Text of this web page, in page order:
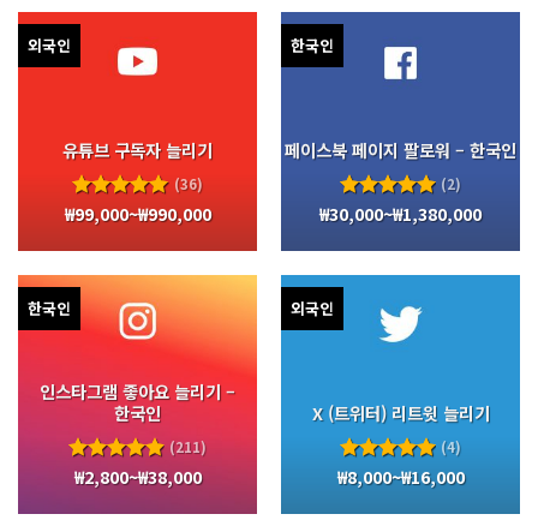
외국인
유튜브 구독자 늘리기
5 중에서
5.00
평가됨
(36)
₩99,000~₩990,000
한국인
페이스북 페이지 팔로워 – 한국인
5 중에서
5.00
평가됨
(2)
₩30,000~₩1,380,000
한국인
인스타그램 좋아요 늘리기 –
한국인
5 중에서
4.94
평가됨
(211)
₩2,800~₩38,000
외국인
X (트위터) 리트윗 늘리기
5 중에서
5.00
평가됨
(4)
₩8,000~₩16,000